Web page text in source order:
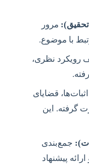
مرور
با موضوع.
رویکرد نظری،
اثبات‌ها، قضایای
گرفته. این
جمع‌بندی
پیشنهاد